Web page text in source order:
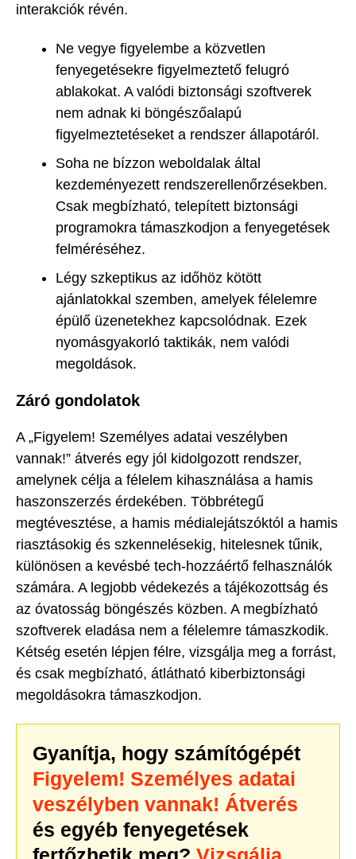
interakciók révén.
Ne vegye figyelembe a közvetlen
fenyegetésekre figyelmeztető felugró
ablakokat. A valódi biztonsági szoftverek
nem adnak ki böngészőalapú
figyelmeztetéseket a rendszer állapotáról.
Soha ne bízzon weboldalak által
kezdeményezett rendszerellenőrzésekben.
Csak megbízható, telepített biztonsági
programokra támaszkodjon a fenyegetések
felméréséhez.
Légy szkeptikus az időhöz kötött
ajánlatokkal szemben, amelyek félelemre
épülő üzenetekhez kapcsolódnak. Ezek
nyomásgyakorló taktikák, nem valódi
megoldások.
Záró gondolatok
A „Figyelem! Személyes adatai veszélyben
vannak!” átverés egy jól kidolgozott rendszer,
amelynek célja a félelem kihasználása a hamis
haszonszerzés érdekében. Többrétegű
megtévesztése, a hamis médialejátszóktól a hamis
riasztásokig és szkennelésekig, hitelesnek tűnik,
különösen a kevésbé tech-hozzáértő felhasználók
számára. A legjobb védekezés a tájékozottság és
az óvatosság böngészés közben. A megbízható
szoftverek eladása nem a félelemre támaszkodik.
Kétség esetén lépjen félre, vizsgálja meg a forrást,
és csak megbízható, átlátható kiberbiztonsági
megoldásokra támaszkodjon.
Gyanítja, hogy számítógépét
Figyelem! Személyes adatai
veszélyben vannak! Átverés
és egyéb fenyegetések